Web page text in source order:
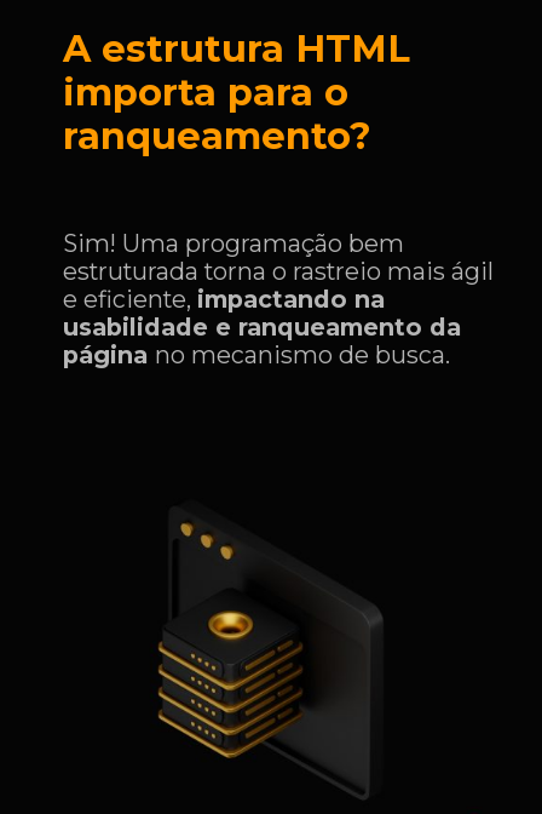
A estrutura HTML
importa para o
ranqueamento?
Sim! Uma programação bem
estruturada torna o rastreio mais ágil
e eficiente, impactando na
usabilidade e ranqueamento da
página no mecanismo de busca.